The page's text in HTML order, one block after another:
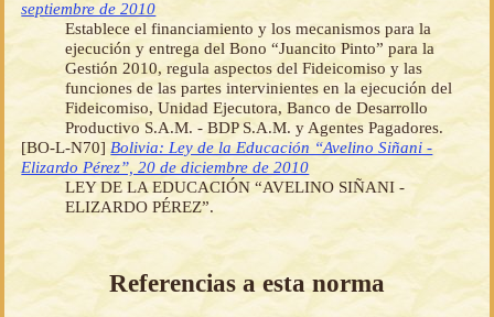
septiembre de 2010
Establece el financiamiento y los mecanismos para la
ejecución y entrega del Bono “Juancito Pinto” para la
Gestión 2010, regula aspectos del Fideicomiso y las
funciones de las partes intervinientes en la ejecución del
Fideicomiso, Unidad Ejecutora, Banco de Desarrollo
Productivo S.A.M. - BDP S.A.M. y Agentes Pagadores.
[BO-L-N70]Bolivia: Ley de la Educación “Avelino Siñani -
Elizardo Pérez”, 20 de diciembre de 2010
LEY DE LA EDUCACIÓN “AVELINO SIÑANI -
ELIZARDO PÉREZ”.
Referencias a esta norma